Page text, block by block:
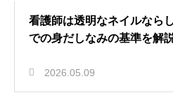
看護師は透明なネイルなら
での身だしなみの基準を解
2026.05.09